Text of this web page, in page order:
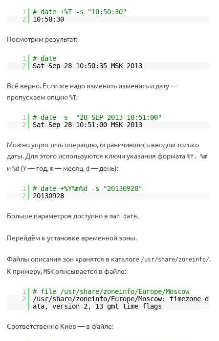
1
# date +%T -s "10:50:30"
2
10:50:30
Посмотрим результат:
1
# date
2
Sat Sep 28 10:50:35 MSK 2013
Всё верно. Если же надо изменить изменить и дату —
пропускаем опцию %T:
1
# date -s "28 SEP 2013 10:51:00"
2
Sat Sep 28 10:51:00 MSK 2013
Можно упростить операцию, ограничившись вводом только
даты. Для этого используются ключи указания формата %Y, %m
и %d (Y — год, m — месяц, d — день):
1
# date +%Y%m%d -s "20130928"
2
20130928
Больше параметров доступно в man date.
Перейдём к установке временной зоны.
Файлы описания зон хранятся в каталоге /usr/share/zoneinfo/.
К примеру, MSK описывается в файле:
1
# file /usr/share/zoneinfo/Europe/Moscow
2
/usr/share/zoneinfo/Europe/Moscow: timezone d
ata, version 2, 13 gmt time flags
Соответственно Киев — в файле: